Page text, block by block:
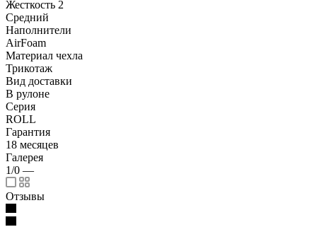
Жесткость 2
Средний
Наполнители
AirFoam
Материал чехла
Трикотаж
Вид доставки
В рулоне
Серия
ROLL
Гарантия
18 месяцев
Галерея
1/0 —
Отзывы